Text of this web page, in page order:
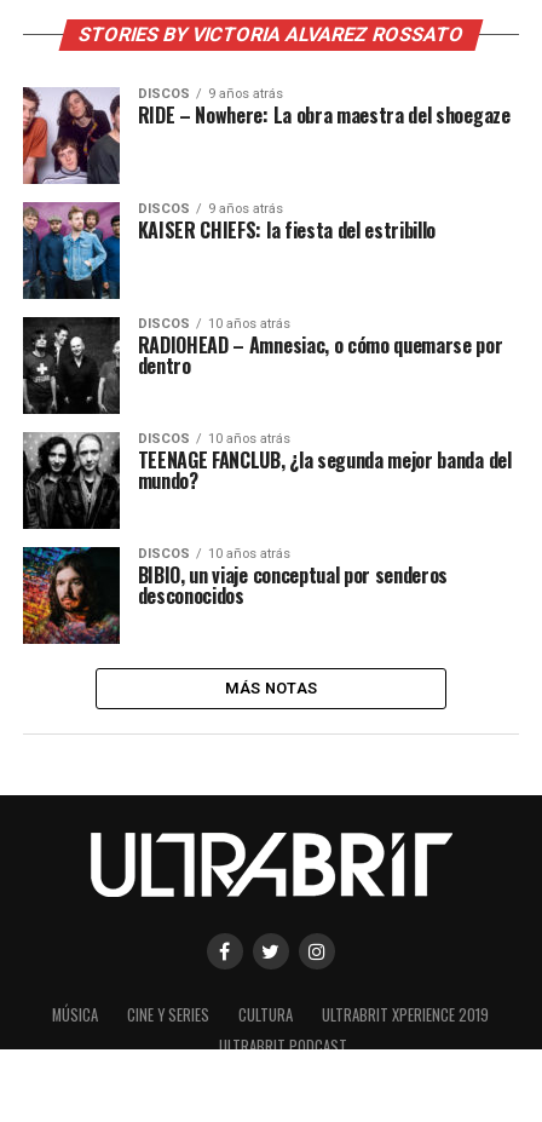
STORIES BY VICTORIA ALVAREZ ROSSATO
DISCOS 9 años atrás
RIDE – Nowhere: La obra maestra del shoegaze
DISCOS 9 años atrás
KAISER CHIEFS: la fiesta del estribillo
DISCOS 10 años atrás
RADIOHEAD – Amnesiac, o cómo quemarse por
dentro
DISCOS 10 años atrás
TEENAGE FANCLUB, ¿la segunda mejor banda del
mundo?
DISCOS 10 años atrás
BIBIO, un viaje conceptual por senderos
desconocidos
MÁS NOTAS
MÚSICA CINE Y SERIES CULTURA
ULTRABRIT XPERIENCE 2019
ULTRABRIT PODCAST